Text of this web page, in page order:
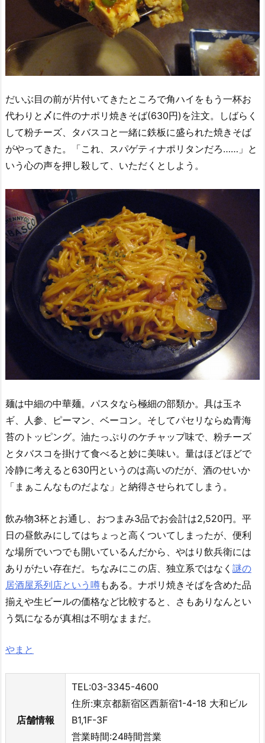
だいぶ目の前が片付いてきたところで角ハイをもう一杯お
代わりと〆に件のナポリ焼きそば(630円)を注文。しばらく
して粉チーズ、タバスコと一緒に鉄板に盛られた焼きそば
がやってきた。「これ、スパゲティナポリタンだろ……」と
いう心の声を押し殺して、いただくとしよう。
麺は中細の中華麺。パスタなら極細の部類か。具は玉ネ
ギ、人参、ピーマン、ベーコン。そしてパセリならぬ青海
苔のトッピング。油たっぷりのケチャップ味で、粉チーズ
とタバスコを掛けて食べると妙に美味い。量はほどほどで
冷静に考えると630円というのは高いのだが、酒のせいか
「まぁこんなものだよな」と納得させられてしまう。
飲み物3杯とお通し、おつまみ3品でお会計は2,520円。平
日の昼飲みにしてはちょっと高くついてしまったが、便利
な場所でいつでも開いているんだから、やはり飲兵衛には
ありがたい存在だ。ちなみにこの店、独立系ではなく 謎の
居酒屋系列店という噂もある。ナポリ焼きそばを含めた品
揃えや生ビールの価格など比較すると、さもありなんとい
う気になるが真相は不明なままだ。
やまと
店舗情報
TEL:03-3345-4600
住所:東京都新宿区西新宿1-4-18 大和ビル
B1,1F-3F
営業時間:24時間営業